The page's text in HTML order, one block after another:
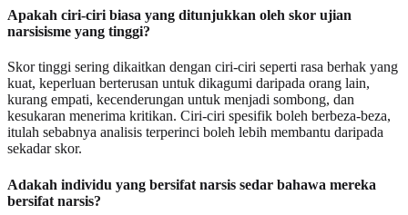
Apakah ciri-ciri biasa yang ditunjukkan oleh skor ujian
narsisisme yang tinggi?
Skor tinggi sering dikaitkan dengan ciri-ciri seperti rasa berhak yang
kuat, keperluan berterusan untuk dikagumi daripada orang lain,
kurang empati, kecenderungan untuk menjadi sombong, dan
kesukaran menerima kritikan. Ciri-ciri spesifik boleh berbeza-beza,
itulah sebabnya analisis terperinci boleh lebih membantu daripada
sekadar skor.
Adakah individu yang bersifat narsis sedar bahawa mereka
bersifat narsis?